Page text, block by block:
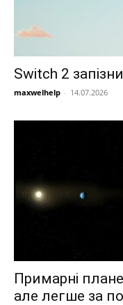
Switch 2
maxwelhelp - 14.07.2026
Примарні
але легше за